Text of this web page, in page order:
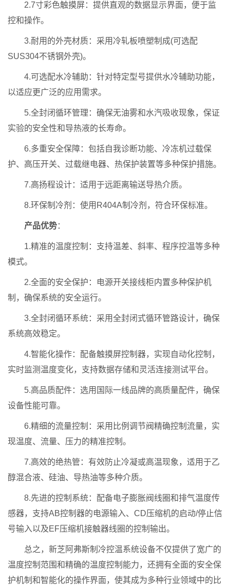
2.7寸彩色触摸屏：提供直观的数据显示界面，便于监
控和操作。
3.耐用的外壳材质：采用冷轧板喷塑制成(可选配
SUS304不锈钢外壳)。
4.可选配水冷辅助：针对特定型号提供水冷辅助功能，
以适应更广泛的应用需求。
5.全封闭循环管理：确保无油雾和水汽吸收现象，保证
实验的安全性和导热液的长寿命。
6.多重安全保障：包括自我诊断功能、冷冻机过载保
护、高压开关、过载继电器、热保护装置等多种保护措施。
7.高扬程设计：适用于远距离输送导热介质。
8.环保制冷剂：使用R404A制冷剂，符合环保标准。
产品优势：
1.精准的温度控制：支持温差、斜率、程序控温等多种
模式。
2.全面的安全保护：电源开关接线柜内置多种保护机
制，确保系统的安全运行。
3.全封闭循环系统：采用全封闭式循环管路设计，确保
系统高效稳定。
4.智能化操作：配备触摸屏控制器，实现自动化控制，
实时监测温度变化，支持数据存储和灵活连接测试平台。
5.高品质配件：选用国际一线品牌的高质量配件，确保
设备性能可靠。
6.精细的流量控制：采用比例调节阀精确控制流量，实
现温度、流量、压力的精准控制。
7.高效的绝热管：有效防止冷凝或高温现象，适用于乙
醇混合液、硅油、导热油等多种介质。
8.先进的控制系统：配备电子膨胀阀线圈和排气温度传
感器，支持AB控制器的电源输入、CD压缩机的启动/停止信
号输入以及EF压缩机接触器线圈的控制输出。
总之，新芝阿弗斯制冷控温系统设备不仅提供了宽广的
温度控制范围和精确的温度控制能力，还拥有全面的安全保
护机制和智能化的操作界面，使其成为多种行业领域中的比